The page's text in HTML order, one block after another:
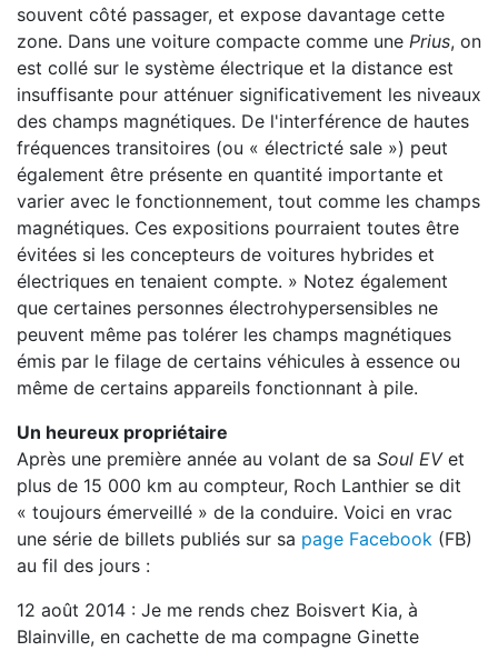
souvent côté passager, et expose davantage cette
zone. Dans une voiture compacte comme une Prius, on
est collé sur le système électrique et la distance est
insuffisante pour atténuer significativement les niveaux
des champs magnétiques. De l'interférence de hautes
fréquences transitoires (ou « électricté sale ») peut
également être présente en quantité importante et
varier avec le fonctionnement, tout comme les champs
magnétiques. Ces expositions pourraient toutes être
évitées si les concepteurs de voitures hybrides et
électriques en tenaient compte. » Notez également
que certaines personnes électrohypersensibles ne
peuvent même pas tolérer les champs magnétiques
émis par le filage de certains véhicules à essence ou
même de certains appareils fonctionnant à pile.
Un heureux propriétaire
Après une première année au volant de sa Soul EVet
plus de 15 000 km au compteur, Roch Lanthier se dit
« toujours émerveillé » de la conduire. Voici en vrac
une série de billets publiés sur sa page Facebook (FB)
au fil des jours :
12 août 2014 : Je me rends chez Boisvert Kia, à
Blainville, en cachette de ma compagne Ginette